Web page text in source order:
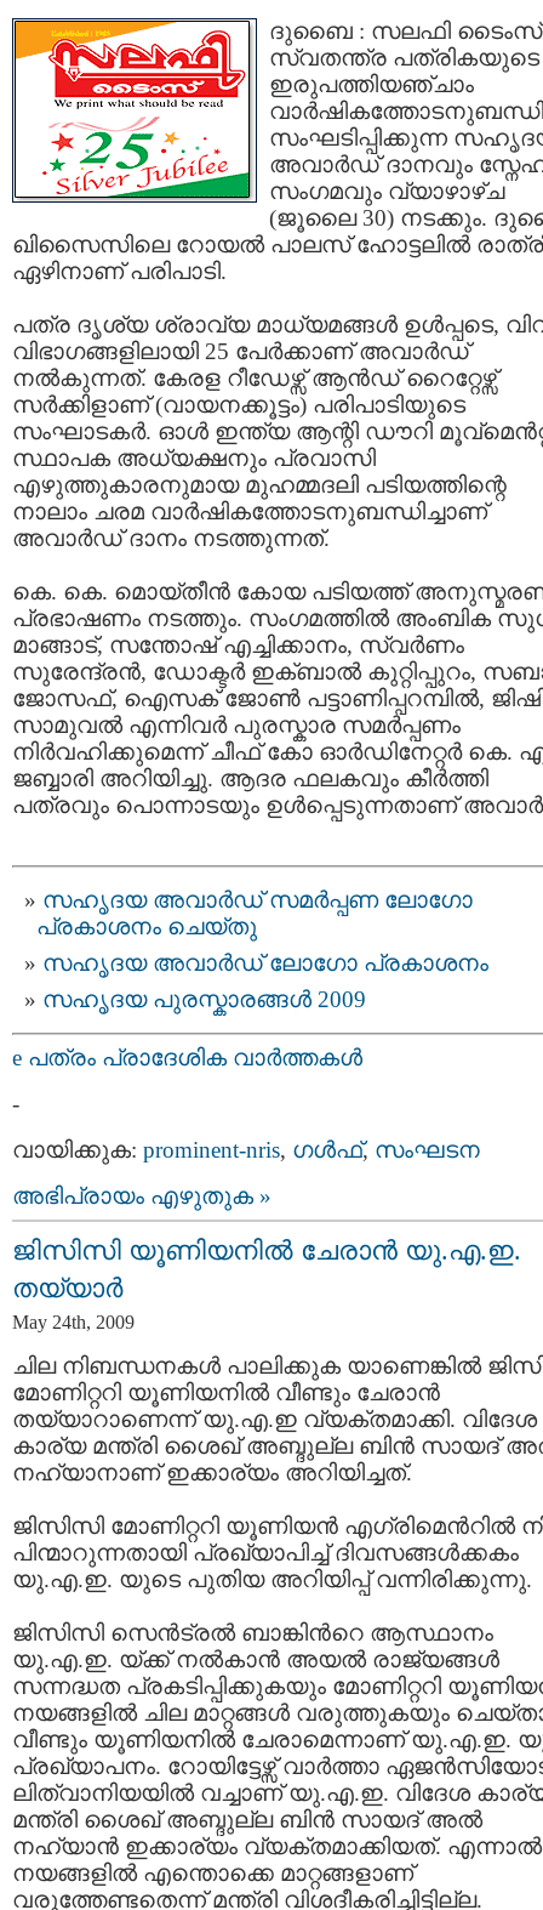
ദുബൈ : സലഫി ടൈംസ്‌
സ്വതന്ത്ര പത്രികയുടെ
ഇരുപത്തിയഞ്ചാം
സംഘടിപ്പിക്കുന്ന
അവാര്‍ഡ്‌ ദാനവും
സംഗമവും വ്യാഴാഴ്ച
(ജൂലൈ 30) നടക്കും.
ഖിസൈസിലെ റോയല്‍ പാലസ്‌ ഹോട്ടലില്‍
ഏഴിനാണ്‌ പരിപാടി.
പത്ര ദൃശ്യ ശ്രാവ്യ മാധ്യമങ്ങള്‍ ഉള്‍പ്പടെ,
വിഭാഗങ്ങളിലായി 25 പേര്‍ക്കാണ്‌ അവാര്‍ഡ്‌
നല്‍കുന്നത്‌. കേരള റീഡേഴ്സ്‌ ആന്‍ഡ്‌ റൈറ്റേഴ്സ്‌
സര്‍ക്കിളാണ്‌ (വായനക്കൂട്ടം) പരിപാടിയുടെ
സംഘാടകര്‍. ഓള്‍ ഇന്ത്യ ആന്റി ഡൗറി
സ്ഥാപക അധ്യക്ഷനും പ്രവാസി
എഴുത്തുകാരനുമായ മുഹമ്മദലി പടിയത്തിന്റെ
നാലാം ചരമ വാര്‍ഷികത്തോടനുബന്ധിച്ചാണ്‌
അവാര്‍ഡ് ദാനം നടത്തുന്നത്.
കെ. കെ. മൊയ്തീന്‍ കോയ പടിയത്ത്
പ്രഭാഷണം നടത്തും. സംഗമത്തില്‍ അംബിക
മാങ്ങാട്, സന്തോഷ്‌ എച്ചിക്കാനം, സ്വര്‍ണം
സുരേന്ദ്രന്‍, ഡോക്ടര്‍ ഇക്ബാല്‍ കുറ്റിപ്പുറം,
ജോസഫ്‌, ഐസക് ജോണ്‍ പട്ടാണിപ്പറമ്പില്‍,
സാമുവല്‍ എന്നിവര്‍ പുരസ്കാര സമര്‍പ്പണം
നിര്‍വഹിക്കുമെന്ന് ചീഫ്‌ കോ ഓര്‍ഡിനേറ്റര്‍ കെ.
ജബ്ബാരി അറിയിച്ചു. ആദര ഫലകവും കീര്‍ത്തി
പത്രവും പൊന്നാടയും ഉള്‍പ്പെടുന്നതാണ്
സഹൃദയ അവാര്‍ഡ് സമര്‍പ്പണ ലോഗോ
പ്രകാശനം ചെയ്തു
സഹൃദയ അവാര്‍ഡ് ലോഗോ പ്രകാശനം
സഹൃദയ പുരസ്കാരങ്ങള്‍ 2009
e പത്രം പ്രാദേശിക വാര്‍ത്തകള്‍
-
വായിക്കുക: prominent-nris, ഗള്‍ഫ്‌, സംഘടന
അഭിപ്രായം എഴുതുക »
ജിസിസി യൂണിയനില്‍ ചേരാന്‍ യു.എ.ഇ.
തയ്യാര്‍
May 24th, 2009
ചില നിബന്ധനകള്‍ പാലിക്കുക യാണെങ്കില്‍
മോണിറ്ററി യൂണിയനില്‍ വീണ്ടും ചേരാന്‍
തയ്യാറാണെന്ന് യു.എ.ഇ വ്യക്തമാക്കി. വിദേശ
കാര്യ മന്ത്രി ശൈഖ് അബ്ദുല്ല ബിന്‍ സായദ്
നഹ്യാനാണ് ഇക്കാര്യം അറിയിച്ചത്.
ജിസിസി മോണിറ്ററി യൂണിയന്‍ എഗ്രിമെന്‍റില്‍
പിന്മാറുന്നതായി പ്രഖ്യാപിച്ച് ദിവസങ്ങള്‍ക്കകം
യു.എ.ഇ. യുടെ പുതിയ അറിയിപ്പ് വന്നിരിക്കുന്നു.
ജിസിസി സെന്‍ട്രല്‍ ബാങ്കിന്‍റെ ആസ്ഥാനം
യു.എ.ഇ. യ്ക്ക് നല്‍കാന്‍ അയല്‍ രാജ്യങ്ങള്‍
സന്നദ്ധത പ്രകടിപ്പിക്കുകയും മോണിറ്ററി
നയങ്ങളില്‍ ചില മാറ്റങ്ങള്‍ വരുത്തുകയും
വീണ്ടും യൂണിയനില്‍ ചേരാമെന്നാണ് യു.എ.ഇ.
പ്രഖ്യാപനം. റോയിട്ടേഴ്സ് വാര്‍ത്താ
ലിത്വാനിയയില്‍ വച്ചാണ് യു.എ.ഇ. വിദേശ
മന്ത്രി ശൈഖ് അബ്ദുല്ല ബിന്‍ സായദ് അല്‍
നഹ്യാന്‍ ഇക്കാര്യം വ്യക്തമാക്കിയത്. എന്നാല്‍
നയങ്ങളില്‍ എന്തൊക്കെ മാറ്റങ്ങളാണ്
വരുത്തേണ്ടതെന്ന് മന്ത്രി വിശദീകരിച്ചിട്ടില്ല.